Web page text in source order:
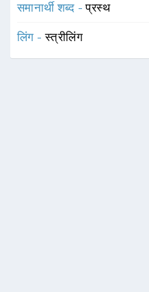
समानार्थी शब्द -प्रस्थ
लिंग -स्त्रीलिंग